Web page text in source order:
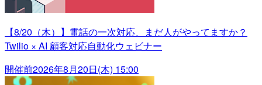
【8/20（木）】電話の一次対応、まだ人がやってますか？
Twilio × AI 顧客対応自動化ウェビナー
開催前2026年8月20日(木) 15:00